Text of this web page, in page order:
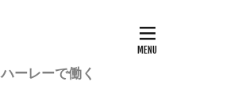
ハーレーで働く